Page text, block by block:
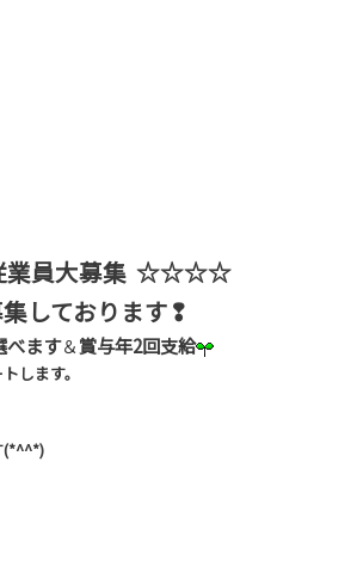
業員大募集 ☆☆☆☆
しております❢
べます＆賞与年2回支給
します。
(*^^*)